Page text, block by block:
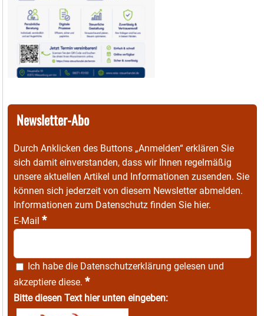
Newsletter-Abo
Durch Anklicken des Buttons „Anmelden“ erklären Sie
sich damit einverstanden, dass wir Ihnen regelmäßig
unsere aktuellen Artikel und Informationen zusenden. Sie
können sich jederzeit von diesem Newsletter abmelden.
Informationen zum Datenschutz finden Sie hier.
E-Mail *
Ich habe die Datenschutzerklärung gelesen und
akzeptiere diese. *
Bitte diesen Text hier unten eingeben: